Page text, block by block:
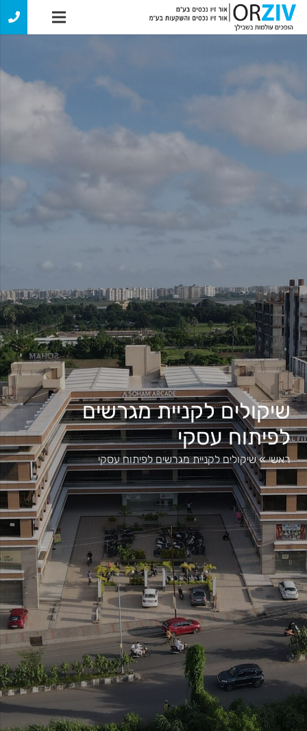
שיקולים לקניית מגרשים
לפיתוח עסקי
ראשי»שיקולים לקניית מגרשים לפיתוח עסקי